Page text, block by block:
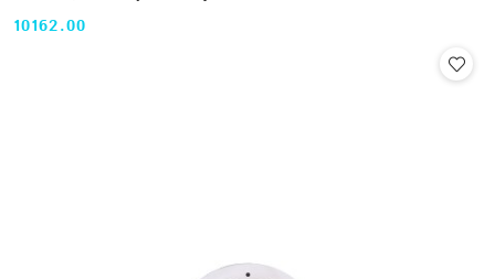
Cena:
10162.00